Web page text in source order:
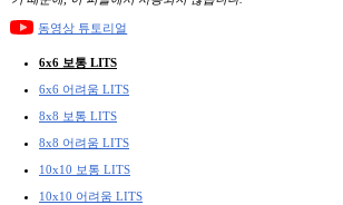
동영상 튜토리얼
6x6 보통 LITS
6x6 어려움 LITS
8x8 보통 LITS
8x8 어려움 LITS
10x10 보통 LITS
10x10 어려움 LITS